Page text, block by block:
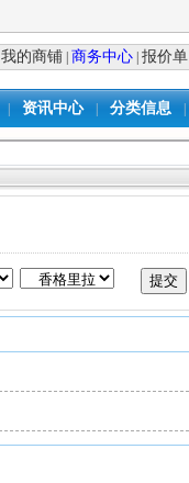
我的商铺 商务中心 报价单
资讯中心 分类信息